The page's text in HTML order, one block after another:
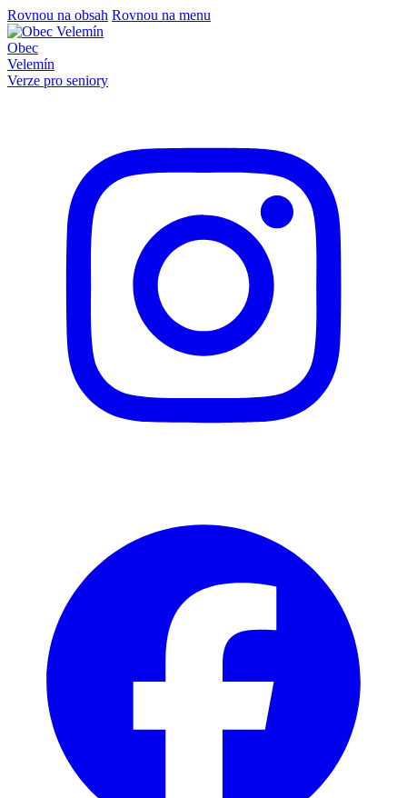
Rovnou na obsah Rovnou na menu
Obec
Velemín
Verze pro seniory